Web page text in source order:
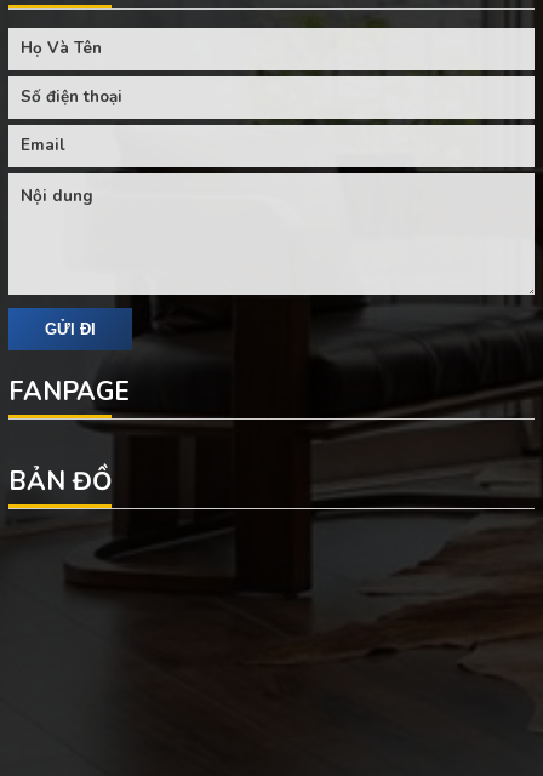
FANPAGE
BẢN ĐỒ